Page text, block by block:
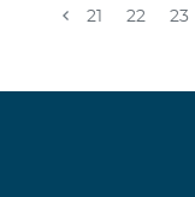
օրվա փոխարեն
փաթեթը
պայմանագիրը
համարի վրա
21 22 23